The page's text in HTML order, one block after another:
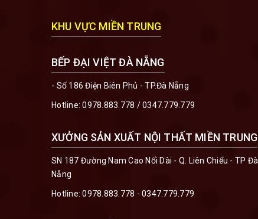
KHU VỰC MIỀN TRUNG
BẾP ĐẠI VIỆT ĐÀ NẴNG
- Số 186 Điện Biên Phủ - TP.Đà Nẵng
Hotline:0978.883.778 /0347.779.779
XƯỞNG SẢN XUẤT NỘI THẤT MIỀN TRUNG
SN 187 Đường Nam Cao Nối Dài - Q. Liên Chiểu - TP Đà
Nẵng
Hotline:0978.883.778 - 0347.779.779